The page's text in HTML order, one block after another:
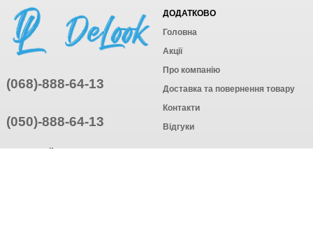
(068)-888-64-13
(050)-888-64-13
ДОДАТКОВО
Головна
Акції
Про компанію
Доставка та повернення товару
Контакти
Відгуки